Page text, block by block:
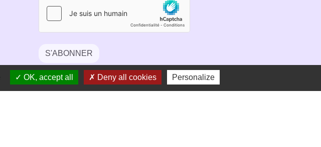
S'ABONNER
OK, accept all Deny all cookies Personalize